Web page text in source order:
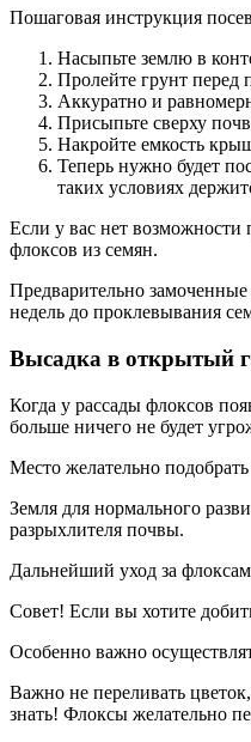
Пошаговая инструкция
Насыпьте землю в
Пролейте грунт перед
Аккуратно и
Присыпьте сверху
Накройте емкость
Теперь нужно будет
таких условиях
Если у вас нет возможности
флоксов из семян.
Предварительно
недель до проклевывания
Высадка в открытый
Когда у рассады флоксов
больше ничего не будет
Место желательно
Земля для нормального
разрыхлителя почвы.
Дальнейший уход за
Совет! Если вы хотите
Особенно важно
Важно не переливать
знать! Флоксы желательно